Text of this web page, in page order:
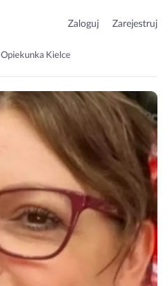
Zaloguj Zarejestruj
Opiekunka Kielce